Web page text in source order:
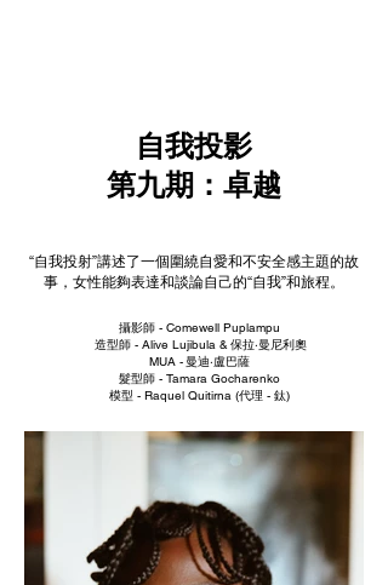
自我投影
第九期：卓越
“自我投射”講述了一個圍繞自愛和不安全感主題的故
事，女性能夠表達和談論自己的“自我”和旅程。
攝影師 - Comewell Puplampu
造型師 - Alive Lujibula &保拉·曼尼利奧
MUA - 曼迪·盧巴薩
髮型師 - Tamara Gocharenko
模型 - Raquel Quitirna (代理 - 鈦)